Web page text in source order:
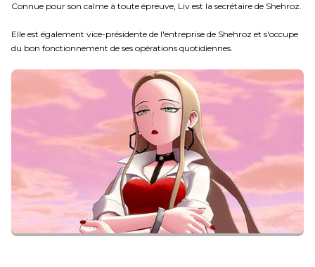
Connue pour son calme à toute épreuve, Liv est la secrétaire de Shehroz.
Elle est également vice-présidente de l'entreprise de Shehroz et s'occupe
du bon fonctionnement de ses opérations quotidiennes.